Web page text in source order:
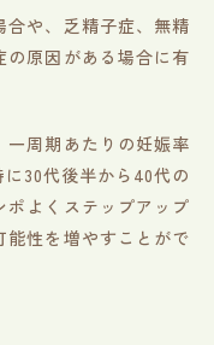
や、乏精子症、無精
原因がある場合に有
一周期あたりの妊娠率
30代後半から40代の
よくステップアップ
性を増やすことがで